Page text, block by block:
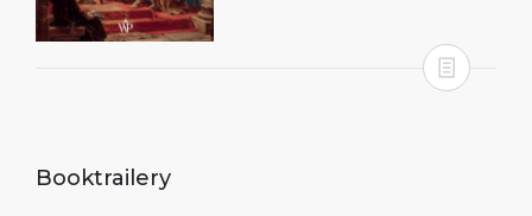
Booktrailery